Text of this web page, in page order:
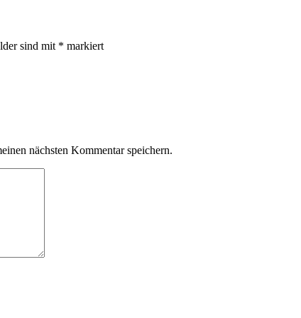
sind mit * markiert
nächsten Kommentar speichern.